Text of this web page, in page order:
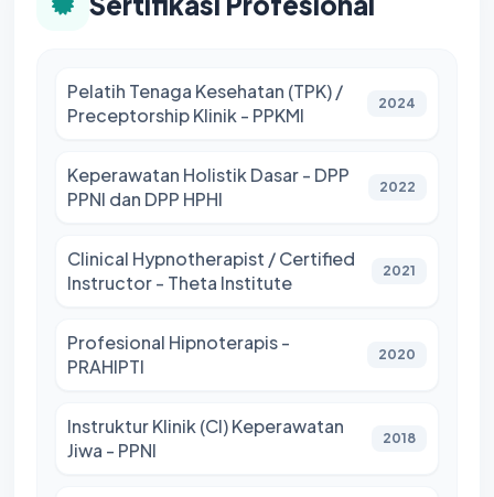
Pelatih Tenaga Kesehatan (TPK) /
Preceptorship Klinik - PPKMI
2024
Keperawatan Holistik Dasar - DPP
PPNI dan DPP HPHI
2022
Clinical Hypnotherapist / Certified
Instructor - Theta Institute
2021
Profesional Hipnoterapis -
PRAHIPTI
2020
Instruktur Klinik (CI) Keperawatan
Jiwa - PPNI
2018